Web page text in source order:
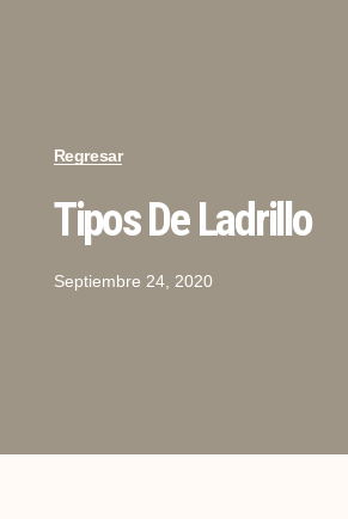
Regresar
Tipos De Ladrillo
Septiembre 24, 2020